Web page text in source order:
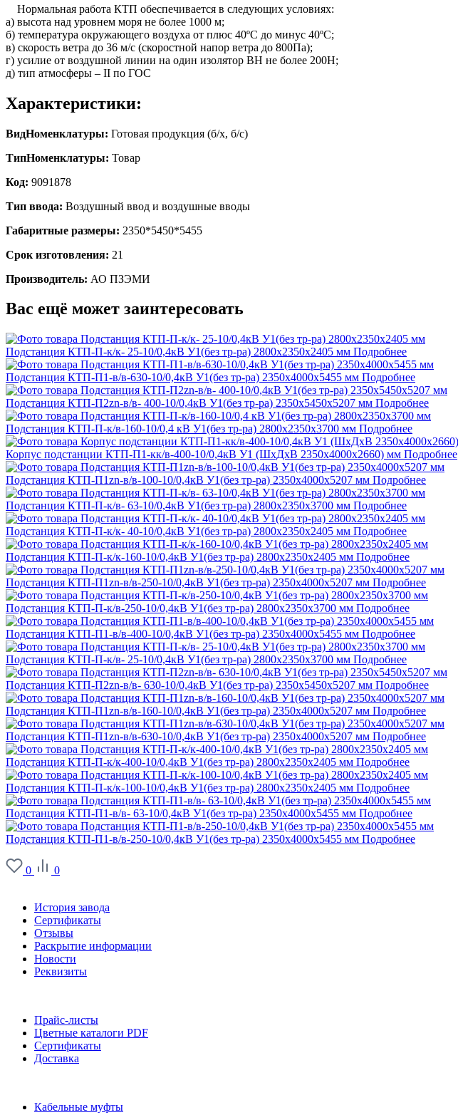
Нормальная работа КТП обеспечивается в следующих условиях:
а) высота над уровнем моря не более 1000 м;
б) температура окружающего воздуха от плюс 40ºС до минус 40ºС;
в) скорость ветра до 36 м/с (скоростной напор ветра до 800Па);
г) усилие от воздушной линии на один изолятор ВН не более 200H;
д) тип атмосферы – II по ГОС
Характеристики:
ВидНоменклатуры: Готовая продукция (б/х, б/с)
ТипНоменклатуры: Товар
Код: 9091878
Тип ввода: Воздушный ввод и воздушные вводы
Габаритные размеры: 2350*5450*5455
Срок изготовления: 21
Производитель: АО ПЗЭМИ
Вас ещё может заинтересовать
Подстанция КТП-П-к/к- 25-10/0,4кВ У1(без тр-ра) 2800х2350х2405 мм Подробнее
Подстанция КТП-П1-в/в-630-10/0,4кВ У1(без тр-ра) 2350х4000х5455 мм Подробнее
Подстанция КТП-П2zn-в/в- 400-10/0,4кВ У1(без тр-ра) 2350х5450х5207 мм Подробнее
Подстанция КТП-П-к/в-160-10/0,4 кВ У1(без тр-ра) 2800х2350х3700 мм Подробнее
Корпус подстанции КТП-П1-кк/в-400-10/0,4кВ У1 (ШхДхВ 2350х4000х2660) мм Подробнее
Подстанция КТП-П1zn-в/в-100-10/0,4кВ У1(без тр-ра) 2350х4000х5207 мм Подробнее
Подстанция КТП-П-к/в- 63-10/0,4кВ У1(без тр-ра) 2800х2350х3700 мм Подробнее
Подстанция КТП-П-к/к- 40-10/0,4кВ У1(без тр-ра) 2800х2350х2405 мм Подробнее
Подстанция КТП-П-к/к-160-10/0,4кВ У1(без тр-ра) 2800х2350х2405 мм Подробнее
Подстанция КТП-П1zn-в/в-250-10/0,4кВ У1(без тр-ра) 2350х4000х5207 мм Подробнее
Подстанция КТП-П-к/в-250-10/0,4кВ У1(без тр-ра) 2800х2350х3700 мм Подробнее
Подстанция КТП-П1-в/в-400-10/0,4кВ У1(без тр-ра) 2350х4000х5455 мм Подробнее
Подстанция КТП-П-к/в- 25-10/0,4кВ У1(без тр-ра) 2800х2350х3700 мм Подробнее
Подстанция КТП-П2zn-в/в- 630-10/0,4кВ У1(без тр-ра) 2350х5450х5207 мм Подробнее
Подстанция КТП-П1zn-в/в-160-10/0,4кВ У1(без тр-ра) 2350х4000х5207 мм Подробнее
Подстанция КТП-П1zn-в/в-630-10/0,4кВ У1(без тр-ра) 2350х4000х5207 мм Подробнее
Подстанция КТП-П-к/к-400-10/0,4кВ У1(без тр-ра) 2800х2350х2405 мм Подробнее
Подстанция КТП-П-к/к-100-10/0,4кВ У1(без тр-ра) 2800х2350х2405 мм Подробнее
Подстанция КТП-П1-в/в- 63-10/0,4кВ У1(без тр-ра) 2350х4000х5455 мм Подробнее
Подстанция КТП-П1-в/в-250-10/0,4кВ У1(без тр-ра) 2350х4000х5455 мм Подробнее
0
0
История завода
Сертификаты
Отзывы
Раскрытие информации
Новости
Реквизиты
Прайс-листы
Цветные каталоги PDF
Сертификаты
Доставка
Кабельные муфты